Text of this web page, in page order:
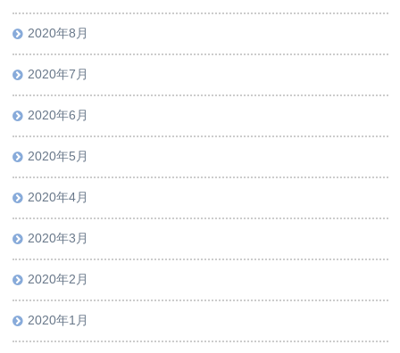
2020年8月
2020年7月
2020年6月
2020年5月
2020年4月
2020年3月
2020年2月
2020年1月